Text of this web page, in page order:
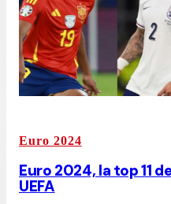
Euro 2024
Euro 2024, la top 11
UEFA